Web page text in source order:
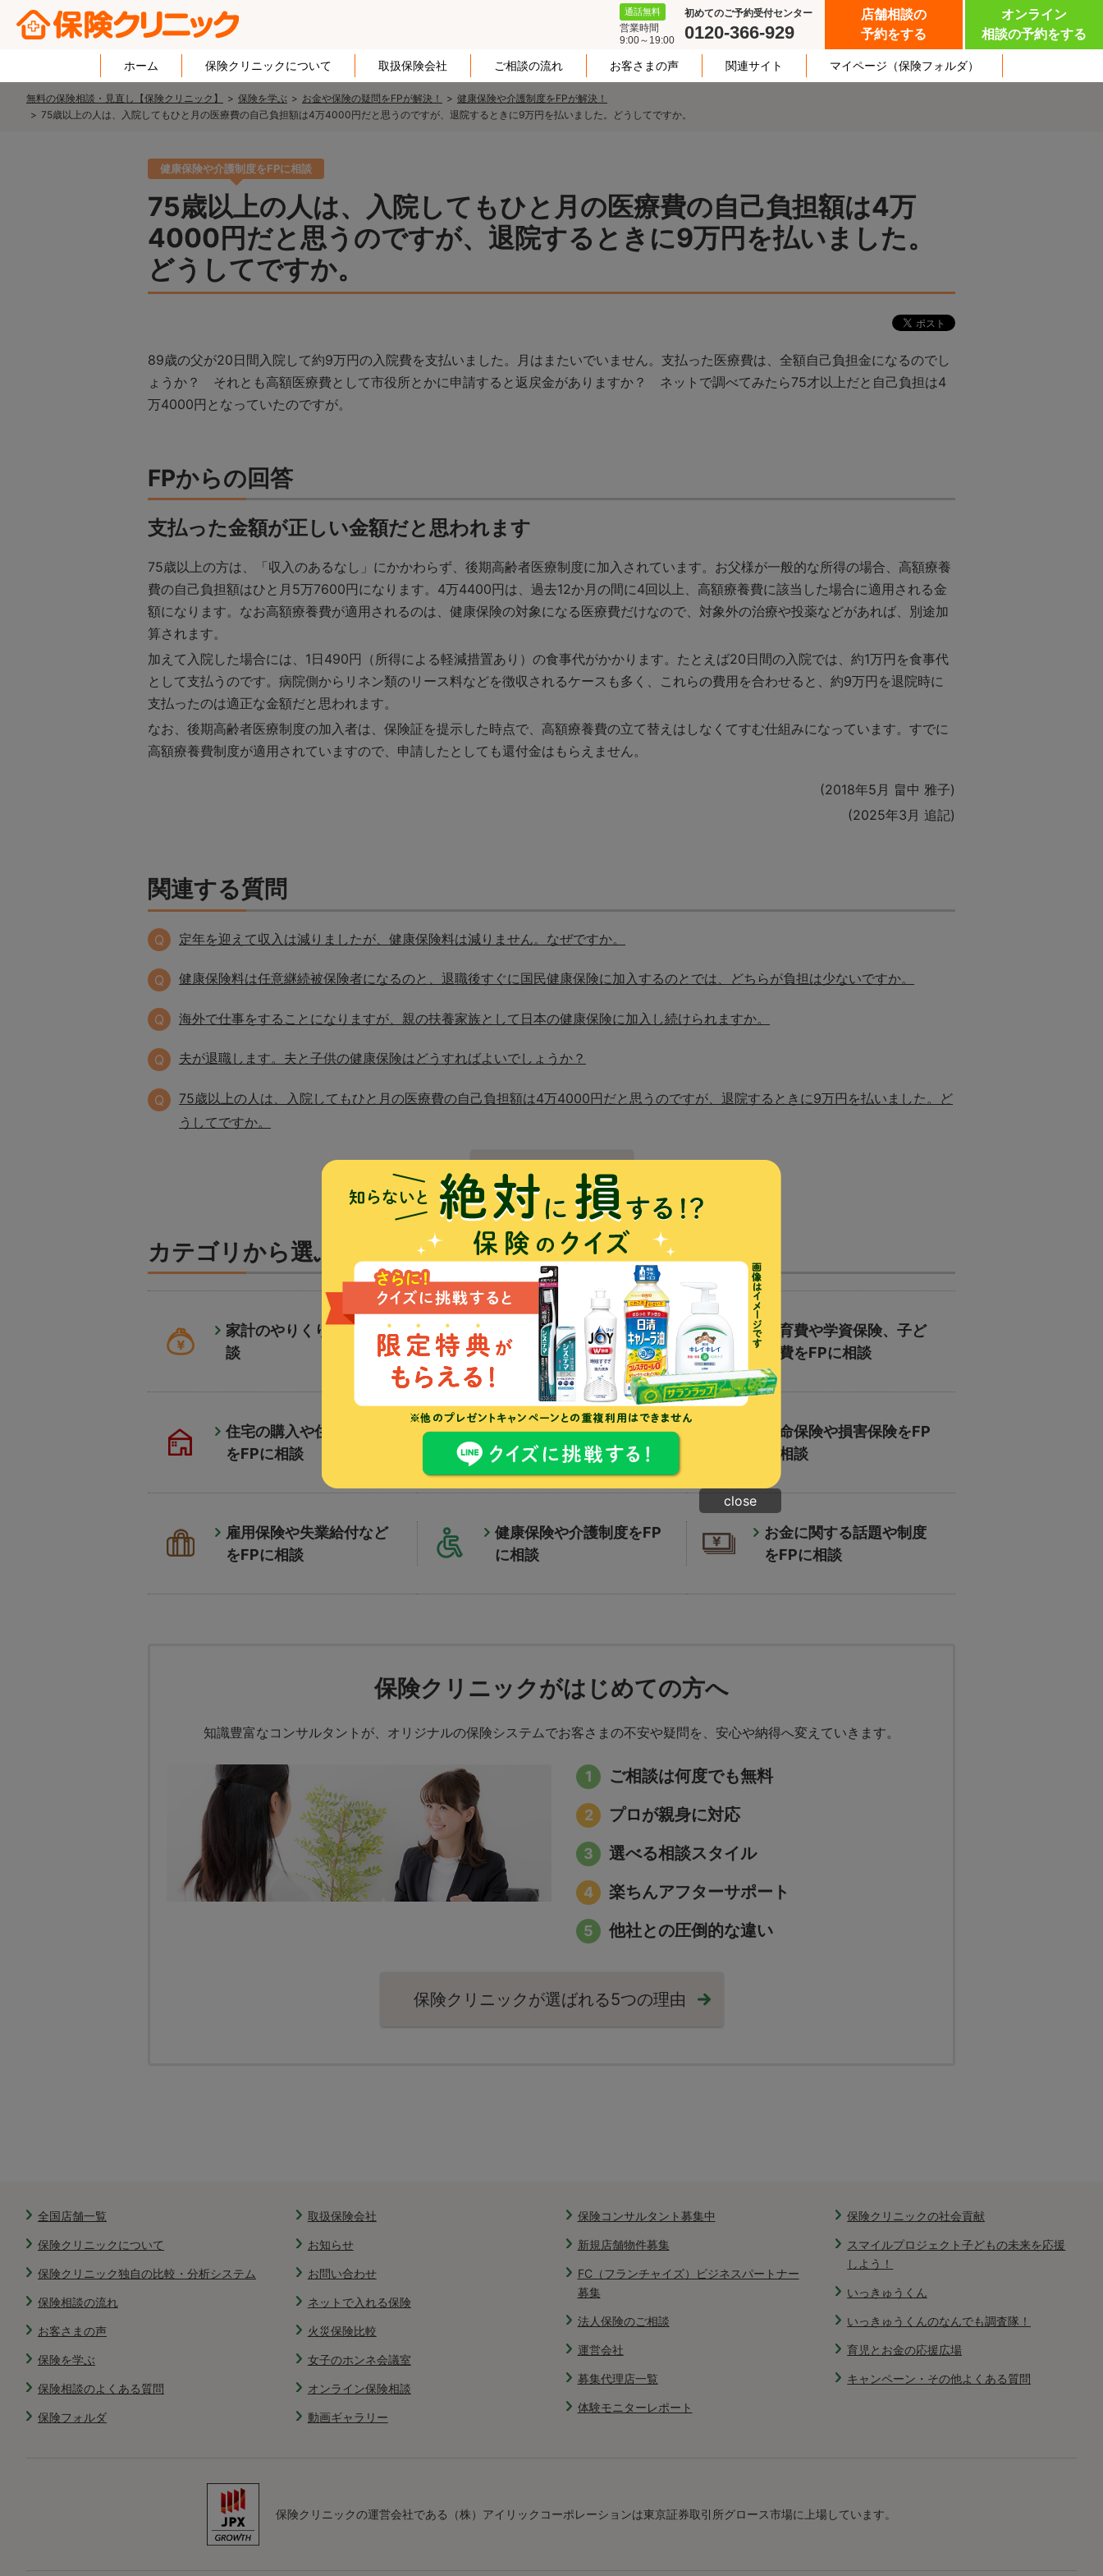
通話無料
営業時間
9:00～19:00
初めてのご予約受付センター
0120-366-929
店舗相談の
予約をする
オンライン
相談の予約をする
ホーム 保険クリニックについて 取扱保険会社 ご相談の流れ お客さまの声 関連サイト マイページ （保険フォルダ）
無料の保険相談・見直し【保険クリニック】 保険を学ぶ お金や保険の疑問をFPが解決！
健康保険や介護制度をFPが解決！
75歳以上の人は、入院してもひと月の医療費の自己負担額は4万4000円だと思うのですが、退院するときに9万円を払いました。どうしてですか。
健康保険や介護制度をFPに相談
75歳以上の人は、入院してもひと月の医療費の自己負担額は4万
4000円だと思うのですが、退院するときに9万円を払いました。
どうしてですか。
89歳の父が20日間入院して約9万円の入院費を支払いました。月はまたいでいません。支払った医療費は、全額自己負担金になるのでし
ょうか？ それとも高額医療費として市役所とかに申請すると返戻金がありますか？ ネットで調べてみたら75才以上だと自己負担は4
万4000円となっていたのですが。
FPからの回答
支払った金額が正しい金額だと思われます
75歳以上の方は、「収入のあるなし」にかかわらず、後期高齢者医療制度に加入されています。お父様が一般的な所得の場合、高額療養
費の自己負担額はひと月5万7600円になります。4万4400円は、過去12か月の間に4回以上、高額療養費に該当した場合に適用される金
額になります。なお高額療養費が適用されるのは、健康保険の対象になる医療費だけなので、対象外の治療や投薬などがあれば、別途加
算されます。
加えて入院した場合には、1日490円（所得による軽減措置あり）の食事代がかかります。たとえば20日間の入院では、約1万円を食事代
として支払うのです。病院側からリネン類のリース料などを徴収されるケースも多く、これらの費用を合わせると、約9万円を退院時に
支払ったのは適正な金額だと思われます。
なお、後期高齢者医療制度の加入者は、保険証を提示した時点で、高額療養費の立て替えはしなくてすむ仕組みになっています。すでに
高額療養費制度が適用されていますので、申請したとしても還付金はもらえません。
(2018年5月 畠中 雅子)
(2025年3月 追記)
関連する質問
Q 定年を迎えて収入は減りましたが、健康保険料は減りません。なぜですか。
Q 健康保険料は任意継続被保険者になるのと、退職後すぐに国民健康保険に加入するのとでは、どちらが負担は少ないですか。
Q 海外で仕事をすることになりますが、親の扶養家族として日本の健康保険に加入し続けられますか。
Q 夫が退職します。夫と子供の健康保険はどうすればよいでしょうか？
Q
75歳以上の人は、入院してもひと月の医療費の自己負担額は4万4000円だと思うのですが、退院するときに9万円を払いました。ど
うしてですか。
質問一覧を見る
カテゴリから選ぶ
家計のやりくりをFPに相
談
年金や相続、老後資金を
FPに相談
教育費や学資保険、子ど
も費をFPに相談
住宅の購入や住宅ローン
をFPに相談
妊娠や出産のお金をFPに
相談
生命保険や損害保険をFP
に相談
雇用保険や失業給付など
をFPに相談
健康保険や介護制度をFP
に相談
お金に関する話題や制度
をFPに相談
保険クリニックがはじめての方へ
知識豊富なコンサルタントが、オリジナルの保険システムでお客さまの不安や疑問を、安心や納得へ変えていきます。
ご相談は何度でも無料
プロが親身に対応
選べる相談スタイル
楽ちんアフターサポート
他社との圧倒的な違い
保険クリニックが選ばれる5つの理由
全国店舗一覧
保険クリニックについて
保険クリニック独自の比較・分析システム
保険相談の流れ
お客さまの声
保険を学ぶ
保険相談のよくある質問
保険フォルダ
取扱保険会社
お知らせ
お問い合わせ
ネットで入れる保険
火災保険比較
女子のホンネ会議室
オンライン保険相談
動画ギャラリー
保険コンサルタント募集中
新規店舗物件募集
FC（フランチャイズ）ビジネスパートナー
募集
法人保険のご相談
運営会社
募集代理店一覧
体験モニターレポート
保険クリニックの社会貢献
スマイルプロジェクト子どもの未来を応援
しよう！
いっきゅうくん
いっきゅうくんのなんでも調査隊！
育児とお金の応援広場
キャンペーン・その他よくある質問
保険クリニックの運営会社である（株）アイリックコーポレーションは東京証券取引所グロース市場に上場しています。
close